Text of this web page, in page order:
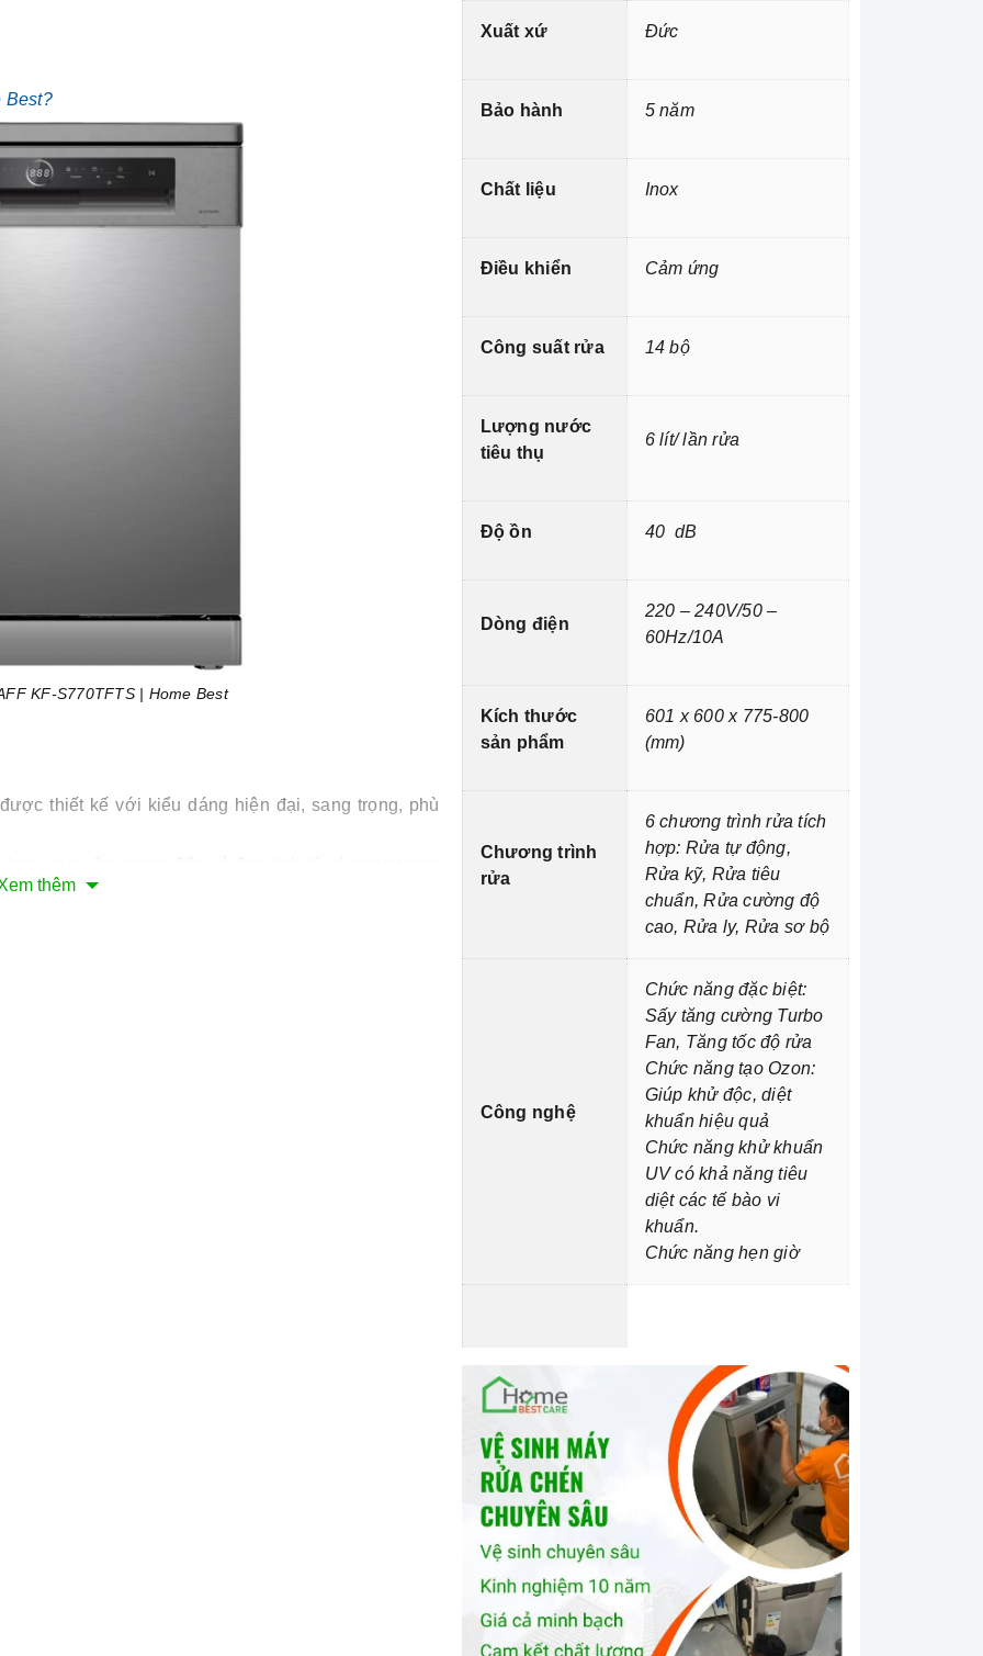
Best?
KF-S770TFTS | Home Best
được thiết kế với kiểu dáng hiện đại, sang trọng, phù
thêm
Xuất xứ Đức
Bảo hành 5 năm
Chất liệu Inox
Điều khiển Cảm ứng
Công suất rửa 14 bộ
Lượng nước
tiêu thụ
6 lít/ lần rửa
Độ ồn 40 dB
Dòng điện
220 – 240V/50 –
60Hz/10A
Kích thước
sản phẩm
601 x 600 x 775-800
(mm)
Chương trình
rửa
6 chương trình rửa tích
hợp: Rửa tự động,
Rửa kỹ, Rửa tiêu
chuẩn, Rửa cường độ
cao, Rửa ly, Rửa sơ bộ
Công nghệ
Chức năng đặc biệt:
Sấy tăng cường Turbo
Fan, Tăng tốc độ rửa
Chức năng tạo Ozon:
Giúp khử độc, diệt
khuẩn hiệu quả
Chức năng khử khuẩn
UV có khả năng tiêu
diệt các tế bào vi
khuẩn.
Chức năng hẹn giờ